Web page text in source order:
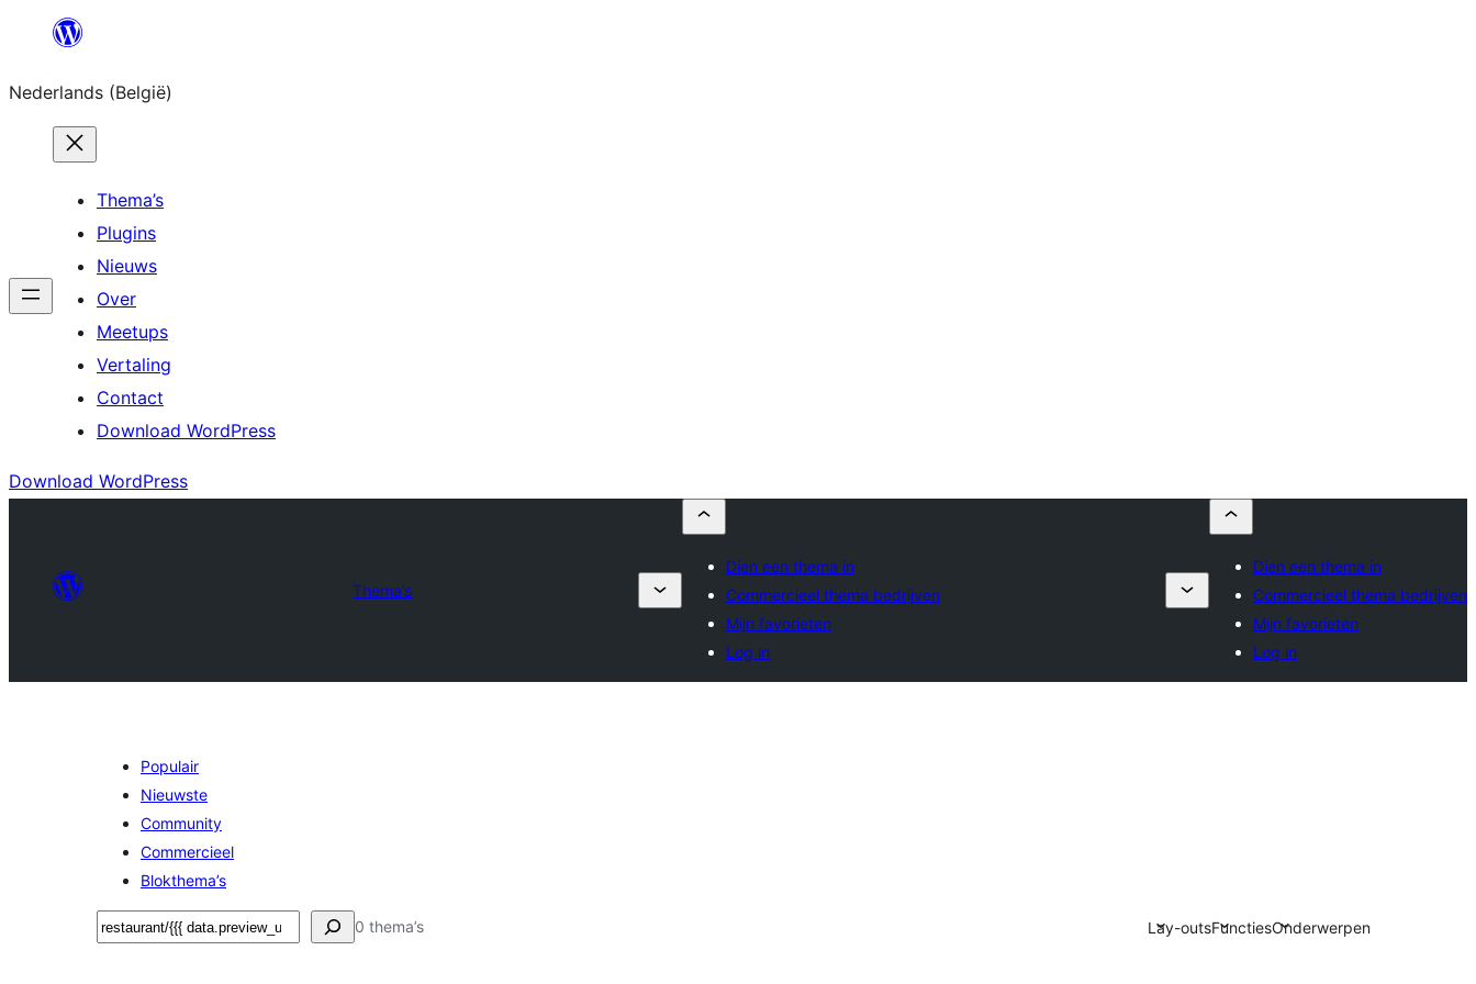
Spring
de
inhoud
Nederlands (België)
Thema’s
Plugins
Nieuws
Over
Meetups
Vertaling
Contact
Download WordPress
Download WordPress
Thema’s
Dien een thema in
Commercieel thema bedrijven
Mijn favorieten
Log in
Dien een thema in
Commercieel thema bedrijven
Mijn favorieten
Log in
Populair
Nieuwste
Community
Commercieel
Blokthema’s
Zoeken 0 thema’s Lay-outsFunctiesOnderwerpen